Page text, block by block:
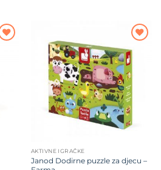
Dodajte
na listu
želja
AKTIVNE IGRAČKE
Janod Dodirne puzzle za djecu –